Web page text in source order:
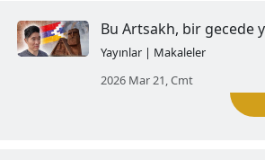
Yayınlar | Makaleler
2025 Eki 11, Cmt